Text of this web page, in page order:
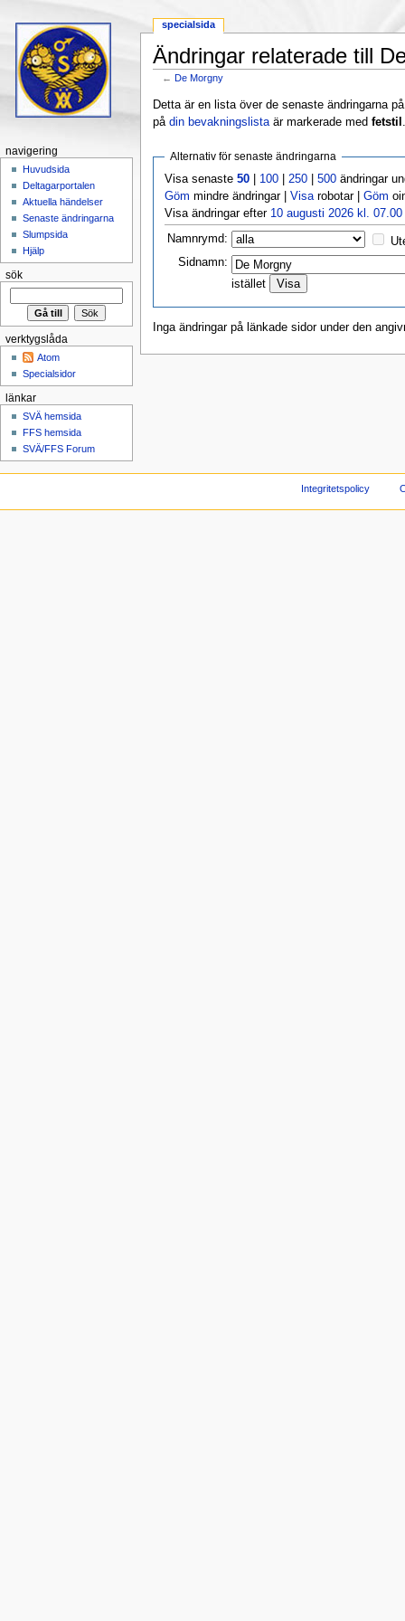
Ändringar relaterade till
←De Morgny
Detta är en lista över de senaste ändringarna
på din bevakningslistaär markerade med fetstil
Alternativ för senaste ändringarna
Visa senaste50 100 250 |500 ändringar
Göm mindre ändringar |Visa robotar |Göm
Visa ändringar efter 10 augusti 2026 kl. 07.00
Namnrymd:
Sidnamn:
istället
Inga ändringar på länkade sidor under den
specialsida
navigering
Huvudsida
Deltagarportalen
Aktuella händelser
Senaste ändringarna
Slumpsida
Hjälp
sök
verktygslåda
Atom
Specialsidor
länkar
SVÄ hemsida
FFS hemsida
SVÄ/FFS Forum
Integritetspolicy